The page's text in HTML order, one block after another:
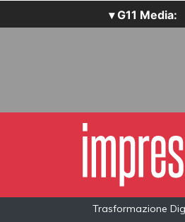
▾ G11 Media:
Trasformazione